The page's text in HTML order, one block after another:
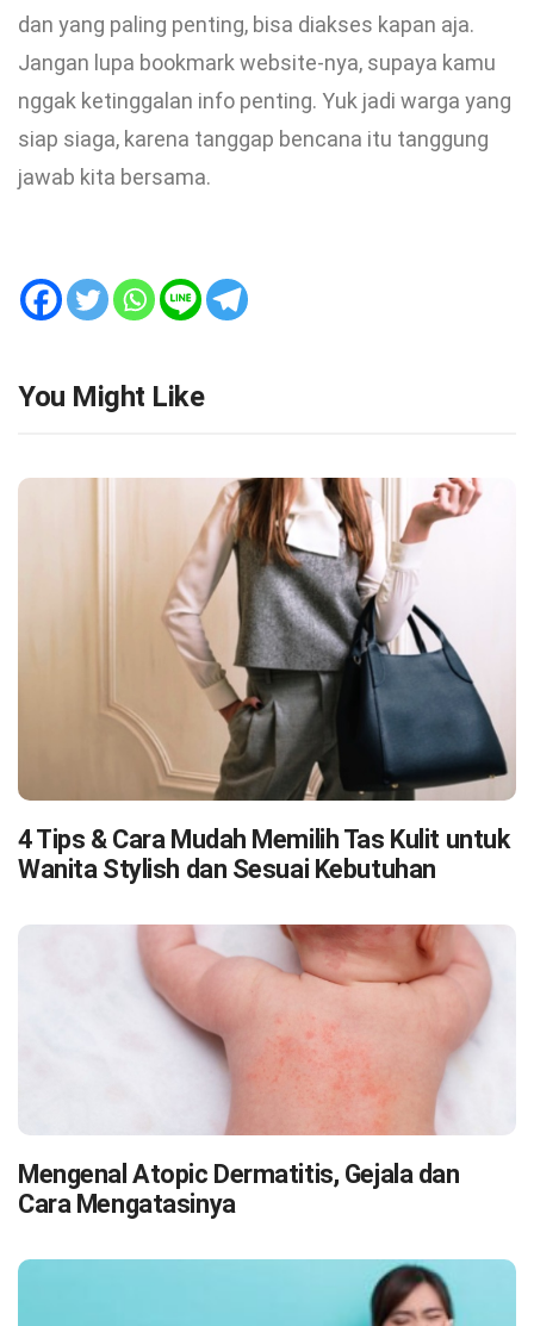
dan yang paling penting, bisa diakses kapan aja.
Jangan lupa bookmark website-nya, supaya kamu
nggak ketinggalan info penting. Yuk jadi warga yang
siap siaga, karena tanggap bencana itu tanggung
jawab kita bersama.
You Might Like
4 Tips & Cara Mudah Memilih Tas Kulit untuk
Wanita Stylish dan Sesuai Kebutuhan
Mengenal Atopic Dermatitis, Gejala dan
Cara Mengatasinya